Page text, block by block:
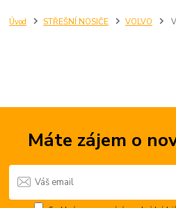
Úvod STŘEŠNÍ NOSIČE VOLVO
Máte zájem o